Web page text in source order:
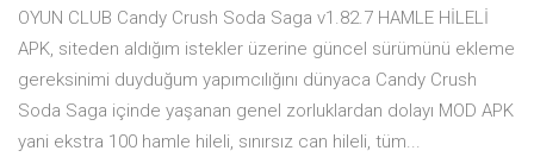
OYUN CLUB Candy Crush Soda Saga v1.82.7 HAMLE HİLELİ
APK, siteden aldığım istekler üzerine güncel sürümünü ekleme
gereksinimi duyduğum yapımcılığını dünyaca Candy Crush
Soda Saga içinde yaşanan genel zorluklardan dolayı MOD APK
yani ekstra 100 hamle hileli, sınırsız can hileli, tüm...